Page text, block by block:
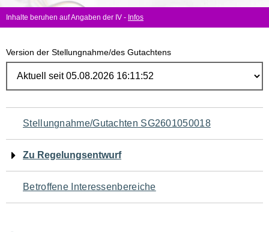
Inhalte beruhen auf Angaben der IV - Infos
Version der Stellungnahme/des Gutachtens
Navigation
für
den
Seiteninhalt
Stellungnahme/Gutachten SG2601050018
Zu Regelungsentwurf
Betroffene Interessenbereiche